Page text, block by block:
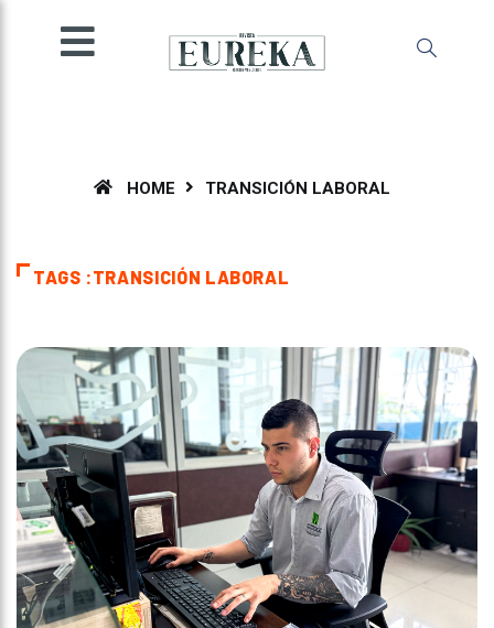
INGENIO
ESPECIALES
IMPRESA
HOME TRANSICIÓN LABORAL
TAGS :TRANSICIÓN LABORAL